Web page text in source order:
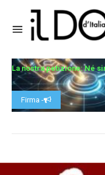
La nostra petizione: Né
Firma -